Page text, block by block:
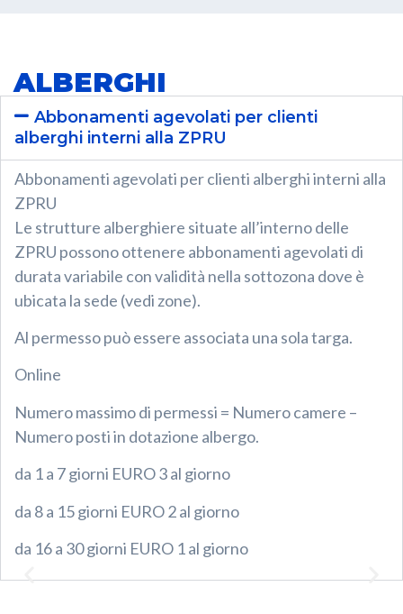
ALBERGHI
Abbonamenti agevolati per clienti
alberghi interni alla ZPRU
Abbonamenti agevolati per clienti alberghi interni alla
ZPRU
Le strutture alberghiere situate all’interno delle
ZPRU possono ottenere abbonamenti agevolati di
durata variabile con validità nella sottozona dove è
ubicata la sede (vedi zone).
Al permesso può essere associata una sola targa.
Online
Numero massimo di permessi = Numero camere –
Numero posti in dotazione albergo.
da 1 a 7 giorni EURO 3 al giorno
da 8 a 15 giorni EURO 2 al giorno
da 16 a 30 giorni EURO 1 al giorno